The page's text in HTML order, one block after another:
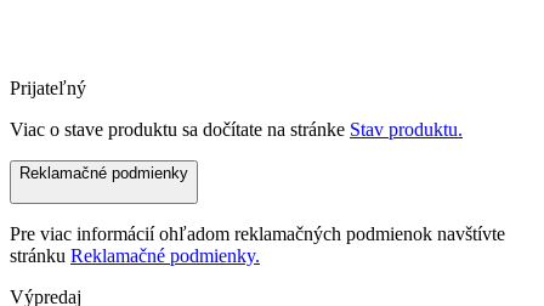
Prijateľný
Viac o stave produktu sa dočítate na stránke Stav produktu.
Reklamačné podmienky
Pre viac informácií ohľadom reklamačných podmienok navštívte
stránku Reklamačné podmienky.
Výpredaj